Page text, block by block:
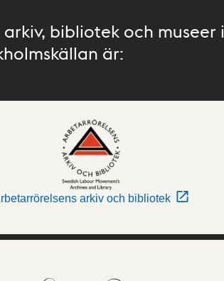
bibliotek och museer i
är:
arkiv och bibliotek